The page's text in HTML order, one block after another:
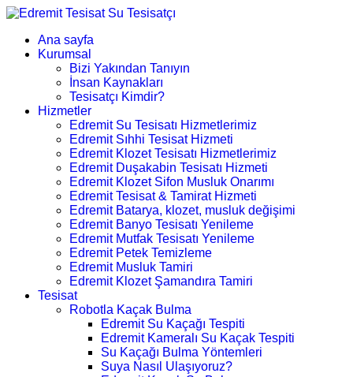
Ana sayfa
Kurumsal
Bizi Yakından Tanıyın
İnsan Kaynakları
Tesisatçı Kimdir?
Hizmetler
Edremit Su Tesisatı Hizmetlerimiz
Edremit Sıhhi Tesisat Hizmeti
Edremit Klozet Tesisatı Hizmetlerimiz
Edremit Duşakabin Tesisatı Hizmeti
Edremit Klozet Sifon Musluk Onarımı
Edremit Tesisat & Tamirat Hizmeti
Edremit Batarya, klozet, musluk değişimi
Edremit Banyo Tesisatı Yenileme
Edremit Mutfak Tesisatı Yenileme
Edremit Petek Temizleme
Edremit Musluk Tamiri
Edremit Klozet Şamandıra Tamiri
Tesisat
Robotla Kaçak Bulma
Edremit Su Kaçağı Tespiti
Edremit Kameralı Su Kaçak Tespiti
Su Kaçağı Bulma Yöntemleri
Suya Nasıl Ulaşıyoruz?